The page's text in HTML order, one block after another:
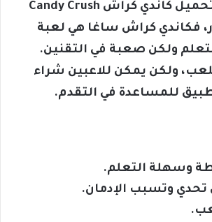
أما عن مميزات تحميل كاندي كراش Candy Crush
فكاندي كراش ساغا هي لعبة
ولكن صعبة في التقنين.
ولكن يمكن للاعبين شراء
للمساعدة في التقدم.
وسهلة التعلم.
تحدي وتسبب الإدمان.